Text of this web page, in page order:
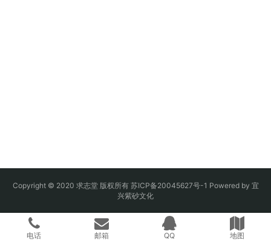
Copyright © 2020 求志堂 版权所有 苏ICP备20045627号-1 Powered by 宜
兴紫砂文化
电话 邮箱 QQ 地图